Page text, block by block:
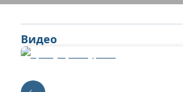
Видео